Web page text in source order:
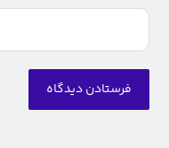
فرستادن دیدگاه